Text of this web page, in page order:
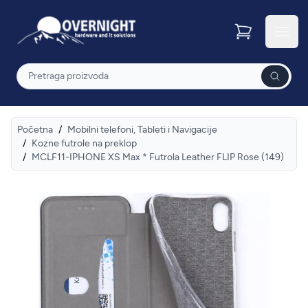
Overnight
Pretraga
Početna / Mobilni telefoni, Tableti i Navigacije
/ Kozne futrole na preklop
/ MCLF11-IPHONE XS Max * Futrola Leather FLIP Rose (149)